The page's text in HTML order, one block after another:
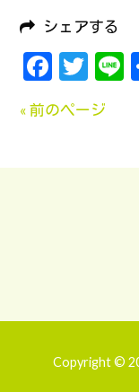
シェアする
« 前のページ
Copyright ©